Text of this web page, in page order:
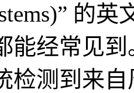
的
能经常见
检测到来